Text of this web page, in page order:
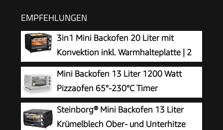
EMPFEHLUNGEN
3in1 Mini Backofen 20 Liter mit
Konvektion inkl. Warmhalteplatte | 2
Backbleche + Grillrost | Minibackofen | Pizza-
Ofen | zuschaltbare Umluft | abnehmbare
Grillplatte | 60 min.Timer | 1300W
Mini Backofen 13 Liter 1200 Watt
Pizzaofen 65°-230°C Timer
aufklappbares Krümelblech
Minibackofen Kleiner Oven
Steinborg® Mini Backofen 13 Liter
Krümelblech Ober- und Unterhitze